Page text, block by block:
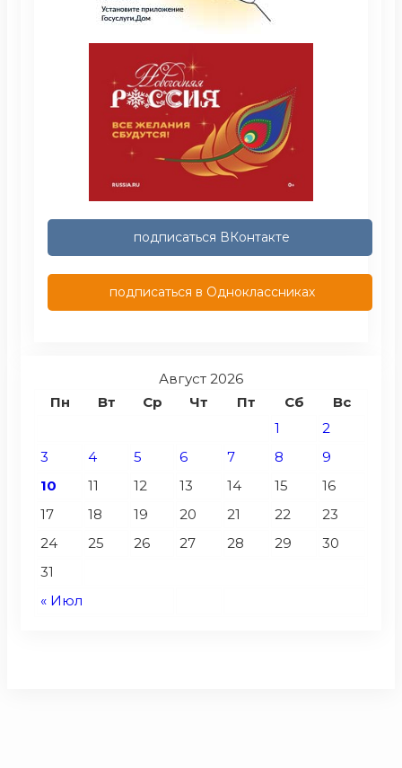
подписаться ВКонтакте
подписаться в Одноклассниках
Август 2026
Пн
Вт Ср Чт Пт Сб Вс
« Июл
1
2
3
4 5 6 7 8
9
10
11 12 13 14 15
16
17
18 19 20 21 22
23
24
25 26 27 28 29
30
31